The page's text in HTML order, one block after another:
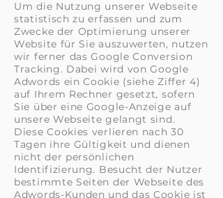
Um die Nutzung unserer Webseite
statistisch zu erfassen und zum
Zwecke der Optimierung unserer
Website für Sie auszuwerten, nutzen
wir ferner das Google Conversion
Tracking. Dabei wird von Google
Adwords ein Cookie (siehe Ziffer 4)
auf Ihrem Rechner gesetzt, sofern
Sie über eine Google-Anzeige auf
unsere Webseite gelangt sind.
Diese Cookies verlieren nach 30
Tagen ihre Gültigkeit und dienen
nicht der persönlichen
Identifizierung. Besucht der Nutzer
bestimmte Seiten der Webseite des
Adwords-Kunden und das Cookie ist